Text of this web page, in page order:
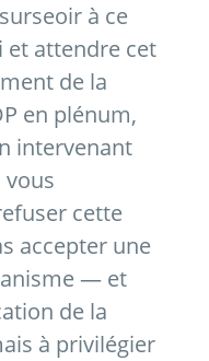
à ce
et attendre cet
de la
en plénum,
intervenant
vous
cette
accepter une
— et
de la
à privilégier